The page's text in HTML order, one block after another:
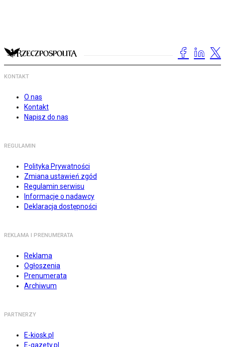
KONTAKT
O nas
Kontakt
Napisz do nas
REGULAMIN
Polityka Prywatności
Zmiana ustawień zgód
Regulamin serwisu
Informacje o nadawcy
Deklaracja dostępności
REKLAMA I PRENUMERATA
Reklama
Ogłoszenia
Prenumerata
Archiwum
PARTNERZY
E-kiosk.pl
E-gazety.pl